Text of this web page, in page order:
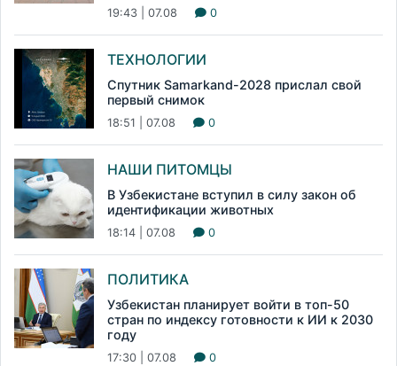
19:43 | 07.08 0
ТЕХНОЛОГИИ
Спутник Samarkand-2028 прислал свой
первый снимок
18:51 | 07.08 0
НАШИ ПИТОМЦЫ
В Узбекистане вступил в силу закон об
идентификации животных
18:14 | 07.08 0
ПОЛИТИКА
Узбекистан планирует войти в топ-50
стран по индексу готовности к ИИ к 2030
году
17:30 | 07.08 0